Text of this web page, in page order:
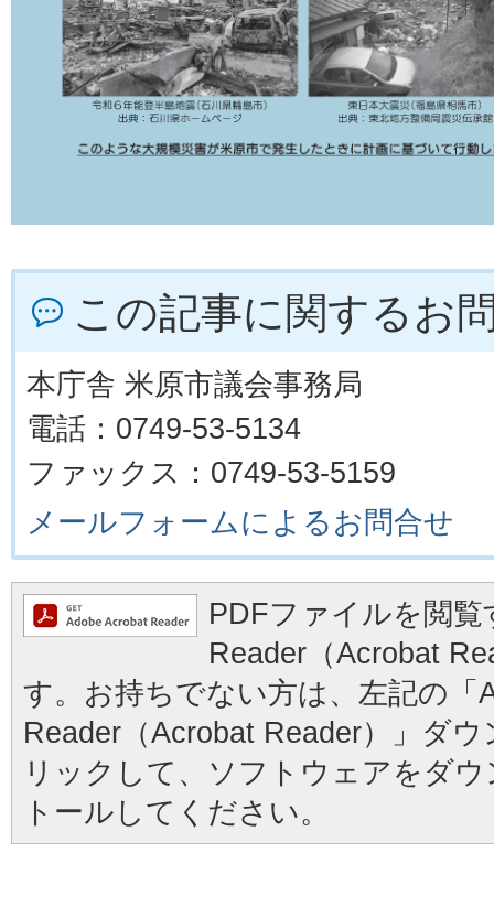
この記事に関するお
本庁舎 米原市議会事務局
電話：0749-53-5134
ファックス：0749-53-5159
メールフォームによるお問合せ
PDFファイルを閲
Reader（Acrobat
す。お持ちでない方は、左記の「
Reader（Acrobat Reader）」ダ
リックして、ソフトウェアをダ
トールしてください。